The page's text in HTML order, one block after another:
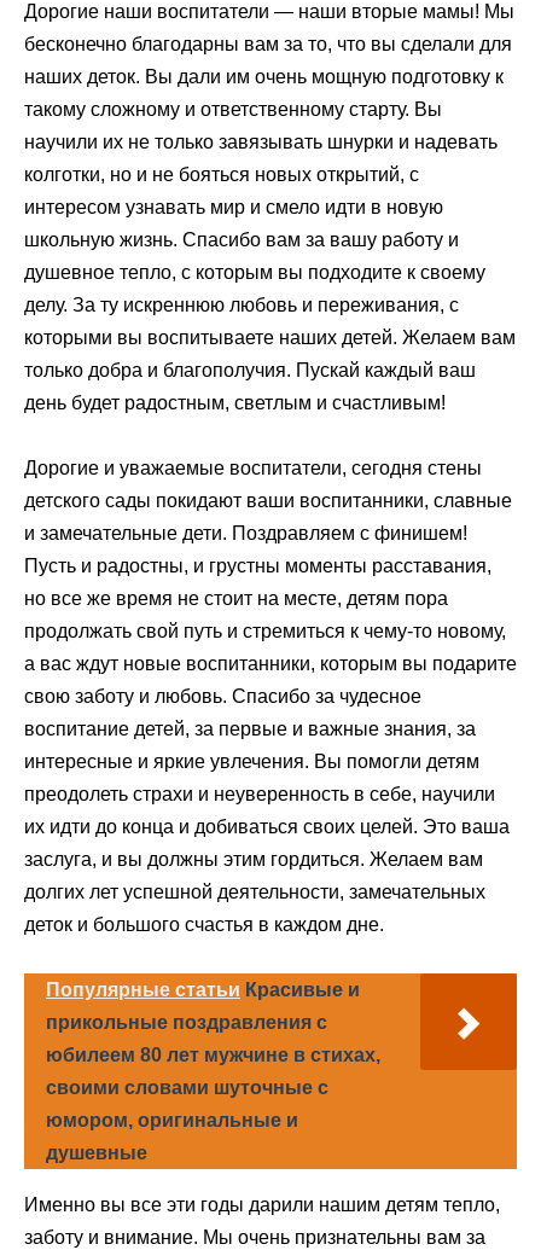
Дорогие наши воспитатели — наши вторые мамы! Мы
бесконечно благодарны вам за то, что вы сделали для
наших деток. Вы дали им очень мощную подготовку к
такому сложному и ответственному старту. Вы
научили их не только завязывать шнурки и надевать
колготки, но и не бояться новых открытий, с
интересом узнавать мир и смело идти в новую
школьную жизнь. Спасибо вам за вашу работу и
душевное тепло, с которым вы подходите к своему
делу. За ту искреннюю любовь и переживания, с
которыми вы воспитываете наших детей. Желаем вам
только добра и благополучия. Пускай каждый ваш
день будет радостным, светлым и счастливым!
Дорогие и уважаемые воспитатели, сегодня стены
детского сады покидают ваши воспитанники, славные
и замечательные дети. Поздравляем с финишем!
Пусть и радостны, и грустны моменты расставания,
но все же время не стоит на месте, детям пора
продолжать свой путь и стремиться к чему-то новому,
а вас ждут новые воспитанники, которым вы подарите
свою заботу и любовь. Спасибо за чудесное
воспитание детей, за первые и важные знания, за
интересные и яркие увлечения. Вы помогли детям
преодолеть страхи и неуверенность в себе, научили
их идти до конца и добиваться своих целей. Это ваша
заслуга, и вы должны этим гордиться. Желаем вам
долгих лет успешной деятельности, замечательных
деток и большого счастья в каждом дне.
Популярные статьи Красивые и
прикольные поздравления с
юбилеем 80 лет мужчине в стихах,
своими словами шуточные с
юмором, оригинальные и
душевные
Именно вы все эти годы дарили нашим детям тепло,
заботу и внимание. Мы очень признательны вам за